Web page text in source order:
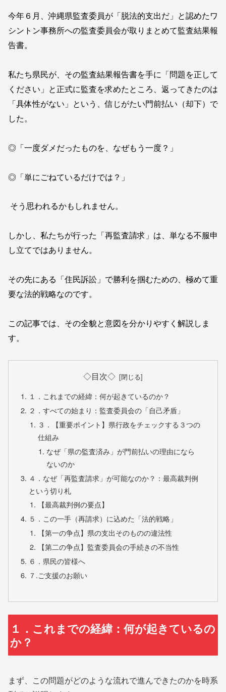
今年６月、沖縄県監査委員が「脱法的支出だ」と認めたワ
シントン事務所への監査委員会が取りまとめて監査結果報
告書。
私たち県民が、その監査結果報告書を手に「問題を正して
ください」と正式に監査を求めたところ、返ってきたのは
「具体性がない」という、信じがたい門前払い（却下）で
した。
◎「一度ダメだったものを、なぜもう一度？」
◎「単にごねているだけでは？」
そう思われるかもしれません。
しかし、私たちが行った「再監査請求」は、単なる不服申
し立てではありません。
その先にある「住民訴訟」で勝利を掴むための、極めて重
要な法的戦略なのです。
この記事では、その全貌と意図を分かりやすく解説しま
す。
◇目次◇
１．これまでの経緯：何が起きているのか？
２．すべての始まり：監査委員会の「自己矛盾」
３．【重要ポイント】県行政をチェックする３つの
仕組み
なぜ「県の監査済み」が門前払いの理由になら
ないのか
４．なぜ「再監査請求」が可能なのか？：最高裁判例
という切り札
【最高裁判例の要点】
５．この一手（再請求）に込めた「法的戦略」
【第一の争点】県の支出そのものの違法性
【第二の争点】監査委員会の手続きの不当性
６．県民の皆様へ
７.ご支援のお願い
１．これまでの経緯：何が起きているの
か？
まず、この問題がどのような流れで進んできたのかを時系